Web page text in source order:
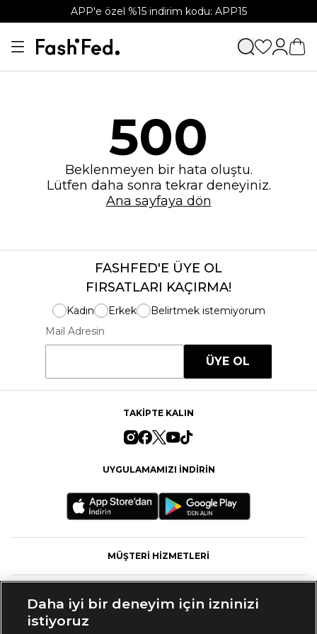
APP'e özel %15 indirim kodu: APP15
500
Beklenmeyen bir hata oluştu.
Lütfen daha sonra tekrar deneyiniz.
Ana sayfaya dön
FASHFED'E ÜYE OL
FIRSATLARI KAÇIRMA!
Kadın Erkek
Belirtmek istemiyorum
Mail Adresin
ÜYE OL
TAKİPTE KALIN
UYGULAMAMIZI İNDİRİN
MÜŞTERİ HİZMETLERİ
Daha iyi bir deneyim için izninizi
istiyoruz